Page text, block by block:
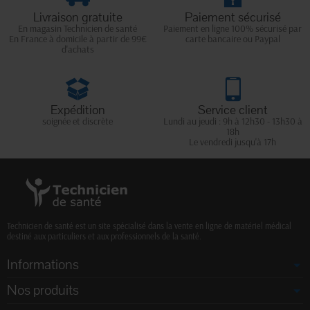
Livraison gratuite
En magasin Technicien de santé
En France à domicile à partir de 99€
d'achats
Paiement sécurisé
Paiement en ligne 100% sécurisé par
carte bancaire ou Paypal
Expédition
soignée et discrète
Service client
Lundi au jeudi : 9h à 12h30 - 13h30 à
18h
Le vendredi jusqu'à 17h
Technicien de santé est un site spécialisé dans la vente en ligne de matériel médical
destiné aux particuliers et aux professionnels de la santé.
Informations
Nos produits